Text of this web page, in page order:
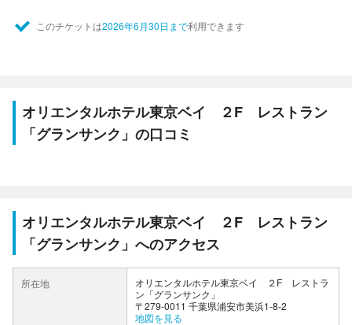
このチケットは2026年6月30日まで利用できます
オリエンタルホテル東京ベイ ２F レストラン
「グランサンク」の口コミ
オリエンタルホテル東京ベイ ２F レストラン
「グランサンク」へのアクセス
所在地
オリエンタルホテル東京ベイ ２F レストラ
ン「グランサンク」
〒279-0011 千葉県浦安市美浜1-8-2
地図を見る